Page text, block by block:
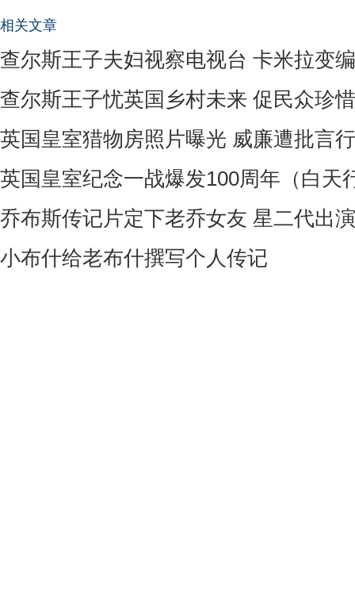
相关文章
查尔斯王子夫妇视察电视台 卡米拉变
查尔斯王子忧英国乡村未来 促民众珍
英国皇室猎物房照片曝光 威廉遭批言
英国皇室纪念一战爆发100周年（白天
乔布斯传记片定下老乔女友 星二代出演
小布什给老布什撰写个人传记